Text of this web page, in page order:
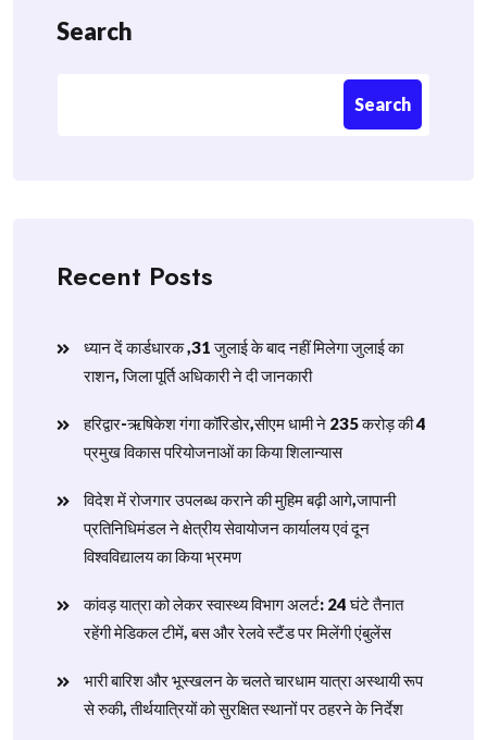
Search
Search
Recent Posts
ध्यान दें कार्डधारक ,31 जुलाई के बाद नहीं मिलेगा जुलाई का
राशन, जिला पूर्ति अधिकारी ने दी जानकारी
हरिद्वार-ऋषिकेश गंगा कॉरिडोर,सीएम धामी ने 235 करोड़ की 4
प्रमुख विकास परियोजनाओं का किया शिलान्यास
विदेश में रोजगार उपलब्ध कराने की मुहिम बढ़ी आगे,जापानी
प्रतिनिधिमंडल ने क्षेत्रीय सेवायोजन कार्यालय एवं दून
विश्वविद्यालय का किया भ्रमण
​कांवड़ यात्रा को लेकर स्वास्थ्य विभाग अलर्ट: 24 घंटे तैनात
रहेंगी मेडिकल टीमें, बस और रेलवे स्टैंड पर मिलेंगी एंबुलेंस
​भारी बारिश और भूस्खलन के चलते चारधाम यात्रा अस्थायी रूप
से रुकी, तीर्थयात्रियों को सुरक्षित स्थानों पर ठहरने के निर्देश